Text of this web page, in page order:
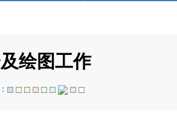
绘图工作